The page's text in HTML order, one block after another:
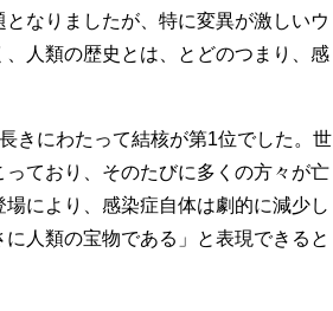
なりましたが、特に変異が激しいウ
人類の歴史とは、とどのつまり、感
きにわたって結核が第1位でした。世
ており、そのたびに多くの方々が亡
により、感染症自体は劇的に減少し
人類の宝物である」と表現できると